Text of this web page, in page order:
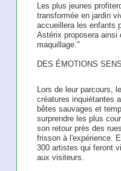
Les plus jeunes
transformée en jardin
accueillera les enfants
Astérix proposera ainsi
maquillage."
DES ÉMOTIONS
Lors de leur parcours,
créatures inquiétantes
bêtes sauvages et
surprendre les plus
son retour près des
frisson à l'expérience.
300 artistes qui feront
aux visiteurs.